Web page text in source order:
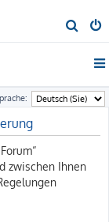
u
e
zwischen Ihnen